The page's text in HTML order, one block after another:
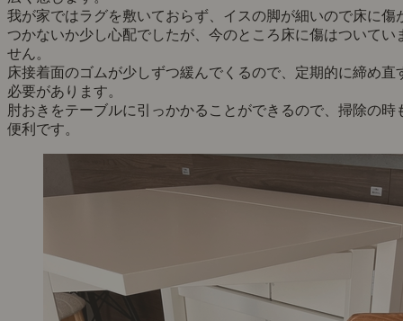
お部屋がすっきり見えるイスです
つばめ 様 30代 二人暮らし
2026年5月31日